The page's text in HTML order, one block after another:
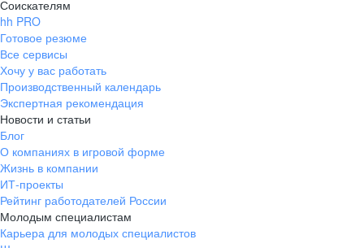
Соискателям
hh PRO
Готовое резюме
Все сервисы
Хочу у вас работать
Производственный календарь
Экспертная рекомендация
Новости и статьи
Блог
О компаниях в игровой форме
Жизнь в компании
ИТ-проекты
Рейтинг работодателей России
Молодым специалистам
Карьера для молодых специалистов